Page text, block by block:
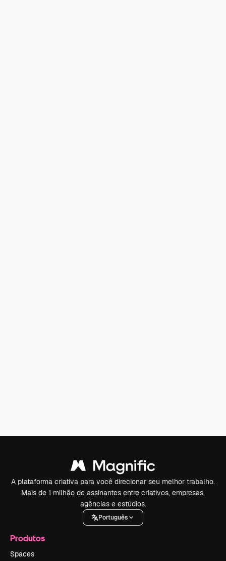
A plataforma criativa para você direcionar seu melhor trabalho.
Mais de 1 milhão de assinantes entre criativos, empresas,
agências e estúdios.
Português
Produtos
Spaces